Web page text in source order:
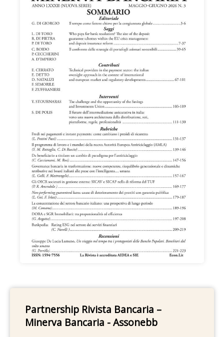
Partnership Rivista Bancaria –
Minerva Bancaria - Assonebb